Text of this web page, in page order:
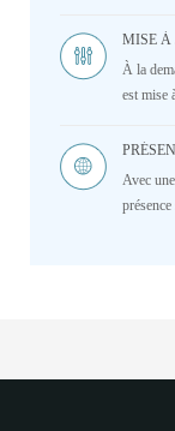
MISE À
À la
est mise
Avec